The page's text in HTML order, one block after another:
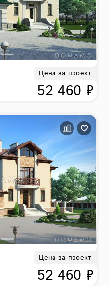
Цена за проект
52 460 ₽
Цена за проект
52 460 ₽